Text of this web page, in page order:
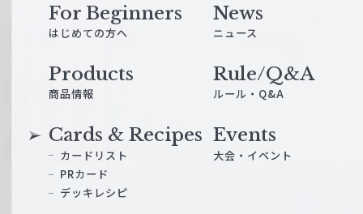
For Beginners
はじめての方へ
News
ニュース
Products
商品情報
Cards & Recipes
カードリスト
PRカード
デッキレシピ
Events
大会・イベント
Rule/Q&A
ルール・Q&A